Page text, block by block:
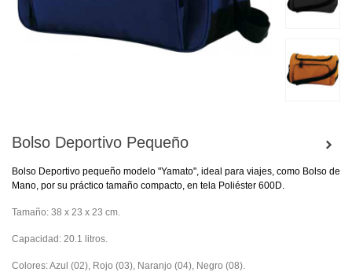
Bolso Deportivo Pequeño
Bolso Deportivo pequeño modelo "Yamato", ideal para viajes, como Bolso de
Mano, por su práctico tamaño compacto, en tela Poliéster 600D.
Tamaño: 38 x 23 x 23 cm.
Capacidad: 20.1 litros.
Colores: Azul (02), Rojo (03), Naranjo (04), Negro (08).